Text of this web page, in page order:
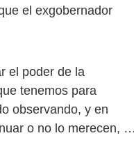
el exgobernador
el poder de la
tenemos para
observando, y en
o no lo merecen, …